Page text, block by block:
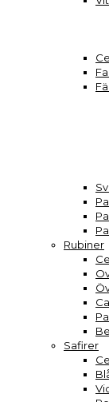
Rubiner
Safirer